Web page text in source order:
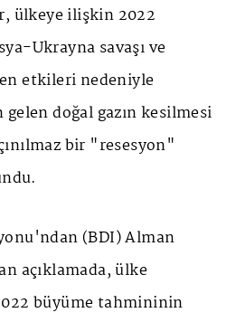
ülkeye ilişkin 2022
Ukrayna savaşı ve
etkileri nedeniyle
doğal gazın kesilmesi
bir "resesyon"
(BDI) Alman
açıklamada, ülke
büyüme tahmininin